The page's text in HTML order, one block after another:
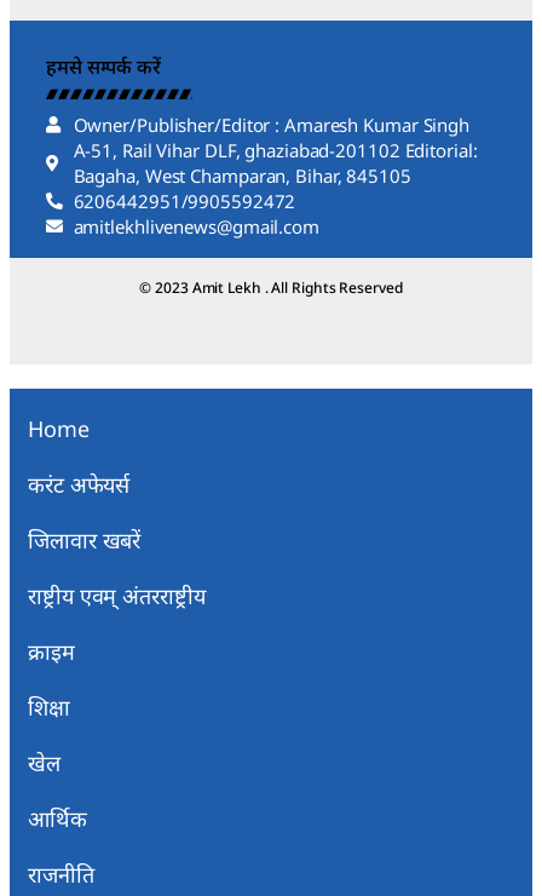
हमसे सम्पर्क करें
Owner/Publisher/Editor : Amaresh Kumar Singh
A-51, Rail Vihar DLF, ghaziabad-201102 Editorial:
Bagaha, West Champaran, Bihar, 845105
6206442951/9905592472
amitlekhlivenews@gmail.com
© 2023 Amit Lekh . All Rights Reserved
Home
करंट अफेयर्स
जिलावार खबरें
राष्ट्रीय एवम् अंतरराष्ट्रीय
क्राइम
शिक्षा
खेल
आर्थिक
राजनीति